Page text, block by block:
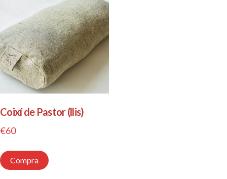
Coixí de Pastor (llis)
€60
Compra